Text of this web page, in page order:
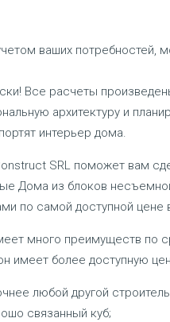
ваших потребностей,
Все расчеты
архитектуру и
интерьер дома.
SRL поможет вам
Дома из блоков
по самой доступной цене
много преимуществ по
имеет более доступную
любой другой
связанный куб;